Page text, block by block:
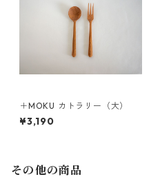
＋MOKU カトラリー（大）
¥3,190
その他の商品